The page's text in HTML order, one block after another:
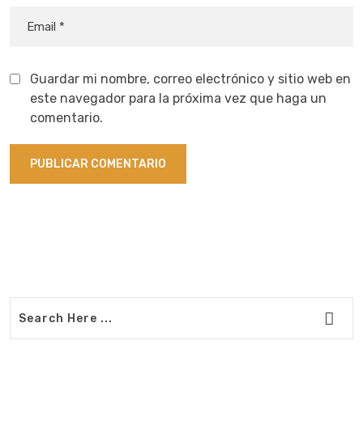
Guardar mi nombre, correo electrónico y sitio web en
este navegador para la próxima vez que haga un
comentario.